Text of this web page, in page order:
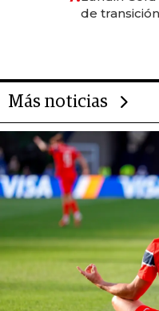
de
Más noticias